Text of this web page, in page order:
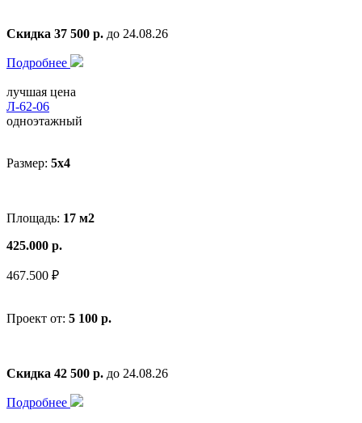
Скидка 37 500 р. до 24.08.26
Подробнее
лучшая цена
Л-62-06
одноэтажный
Размер: 5x4
Площадь: 17 м2
425.000 р.
467.500 ₽
Проект от: 5 100 р.
Скидка 42 500 р. до 24.08.26
Подробнее